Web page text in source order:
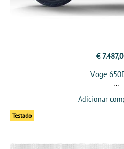
€
Voge
Adicionar
Testado